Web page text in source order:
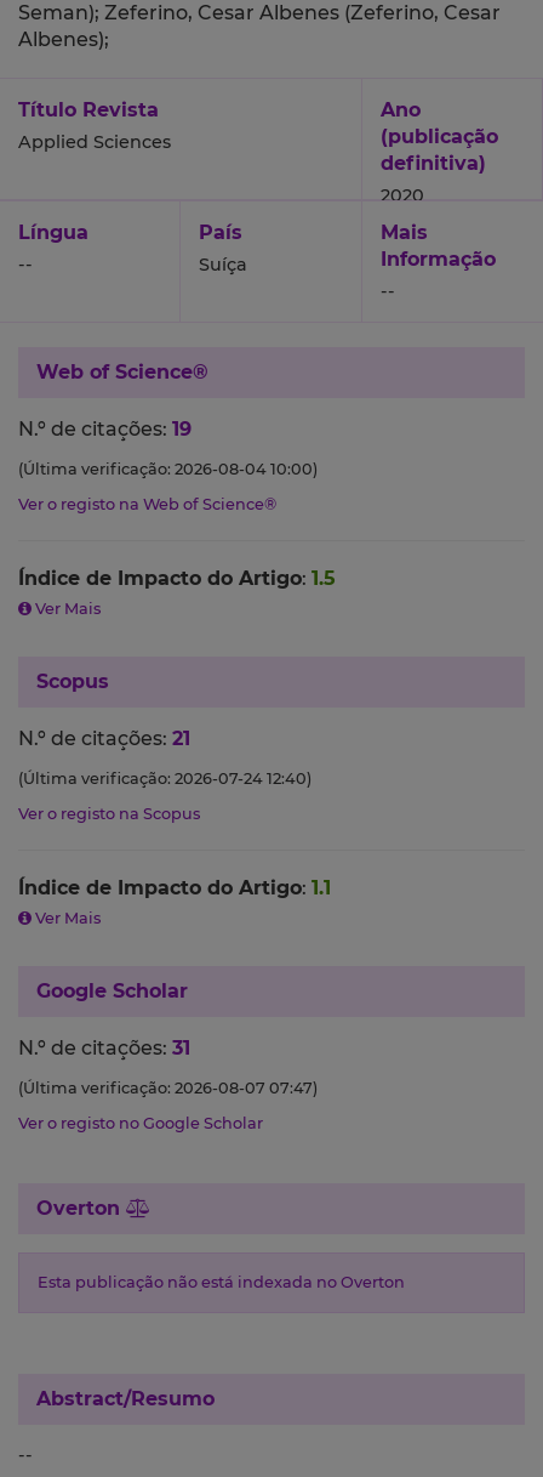
Seman); Zeferino, Cesar Albenes (Zeferino, Cesar
Albenes);
Título Revista
Applied Sciences
Ano
(publicação
definitiva)
2020
Língua
--
País
Suíça
Mais
Informação
--
Web of Science®
N.º de citações: 19
(Última verificação: 2026-08-04 10:00)
Ver o registo na Web of Science®
Índice de Impacto do Artigo: 1.5
Ver Mais
Scopus
N.º de citações: 21
(Última verificação: 2026-07-24 12:40)
Ver o registo na Scopus
Índice de Impacto do Artigo: 1.1
Ver Mais
Google Scholar
N.º de citações: 31
(Última verificação: 2026-08-07 07:47)
Ver o registo no Google Scholar
Overton
Esta publicação não está indexada no Overton
Abstract/Resumo
--